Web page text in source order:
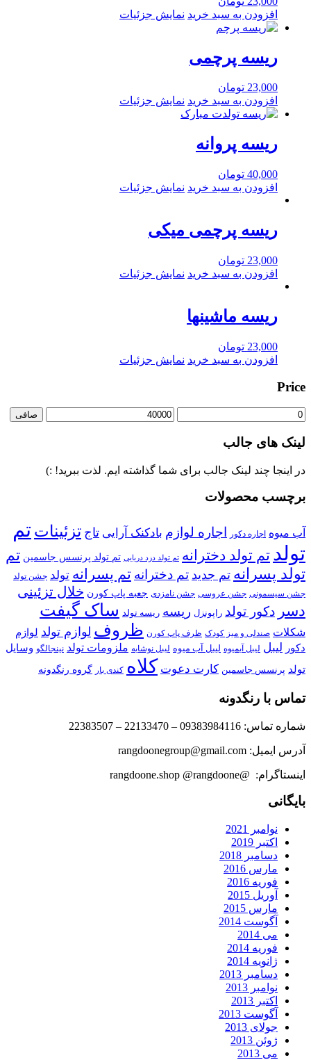
افزودن به سبد خرید نمایش جزئیات
ریسه پرچمی
23,000 تومان
افزودن به سبد خرید نمایش جزئیات
ریسه پروانه
40,000 تومان
افزودن به سبد خرید نمایش جزئیات
ریسه پرچمی میکی
23,000 تومان
افزودن به سبد خرید نمایش جزئیات
ریسه ماشینها
23,000 تومان
افزودن به سبد خرید نمایش جزئیات
Price
حداقل
حداكثر
صافی
لینک های جالب
در اینجا چند لینک جالب برای شما گذاشته ایم. لذت ببرید! :)
برچسب محصولات
آب میوه اجاره دکور اجاره لوازم بادکنک آرایی تاج تزئینات تم
تولد تم تولد دخترانه تم تولد دزد دریایی تم تولد پرنسس جاسمین تم
تولد پسرانه تم جدید تم دخترانه تم پسرانه تولد جشن تولد
جشن سیسمونی جشن عروسی جشن نامزدی جعبه پاپ کورن خلال تزئینی
دسر دکور تولد راپونزل ریسه ریسه تولد ساک گیفت
شکلات صندلی و میز کودک ظرف پاپ کورن ظروف لوازم تولد لوازم
دکور لیبل لیبل آبمیوه لیبل آب میوه لیبل نوشابه ملزومات تولد نینجالگو وسایل
تولد پرنسس جاسمین کارت دعوت کلاه کندی بار گروه رنگدونه
تماس با رنگدونه
شماره تماس: 09383984116 – 22133470 – 22383507
آدرس ایمیل: rangdoonegroup@gmail.com
اینستاگرام: @rangdoone.shop @rangdoone
بایگانی
نوامبر 2021
اکتبر 2019
دسامبر 2018
مارس 2016
فوریه 2016
آوریل 2015
مارس 2015
آگوست 2014
می 2014
فوریه 2014
ژانویه 2014
دسامبر 2013
نوامبر 2013
اکتبر 2013
آگوست 2013
جولای 2013
ژوئن 2013
می 2013